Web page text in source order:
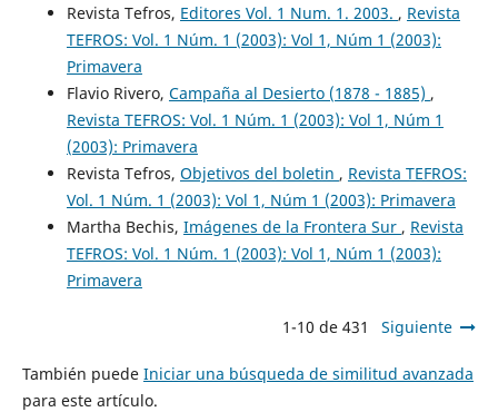
Revista Tefros, Editores Vol. 1 Num. 1. 2003. , Revista
TEFROS: Vol. 1 Núm. 1 (2003): Vol 1, Núm 1 (2003):
Primavera
Flavio Rivero, Campaña al Desierto (1878 - 1885) ,
Revista TEFROS: Vol. 1 Núm. 1 (2003): Vol 1, Núm 1
(2003): Primavera
Revista Tefros, Objetivos del boletin , Revista TEFROS:
Vol. 1 Núm. 1 (2003): Vol 1, Núm 1 (2003): Primavera
Martha Bechis, Imágenes de la Frontera Sur , Revista
TEFROS: Vol. 1 Núm. 1 (2003): Vol 1, Núm 1 (2003):
Primavera
1-10 de 431 Siguiente
También puede Iniciar una búsqueda de similitud avanzada
para este artículo.